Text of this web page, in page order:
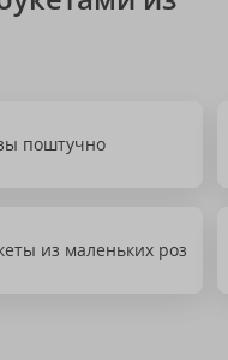
поштучно
из маленьких роз